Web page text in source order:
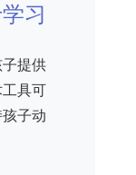
习
提供
具可
子动